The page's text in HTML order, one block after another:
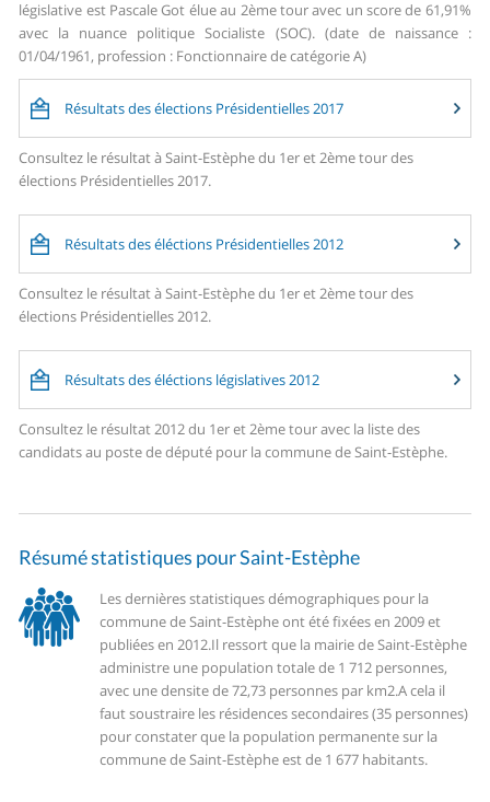
législative est Pascale Got élue au 2ème tour avec un score de 61,91%
avec la nuance politique Socialiste (SOC). (date de naissance :
01/04/1961, profession : Fonctionnaire de catégorie A)
Résultats des élections Présidentielles 2017
Consultez le résultat à Saint-Estèphe du 1er et 2ème tour des
élections Présidentielles 2017.
Résultats des éléctions Présidentielles 2012
Consultez le résultat à Saint-Estèphe du 1er et 2ème tour des
élections Présidentielles 2012.
Résultats des éléctions législatives 2012
Consultez le résultat 2012 du 1er et 2ème tour avec la liste des
candidats au poste de député pour la commune de Saint-Estèphe.
Résumé statistiques pour Saint-Estèphe
Les dernières statistiques démographiques pour la
commune de Saint-Estèphe ont été fixées en 2009 et
publiées en 2012.Il ressort que la mairie de Saint-Estèphe
administre une population totale de 1 712 personnes,
avec une densite de 72,73 personnes par km2.A cela il
faut soustraire les résidences secondaires (35 personnes)
pour constater que la population permanente sur la
commune de Saint-Estèphe est de 1 677 habitants.